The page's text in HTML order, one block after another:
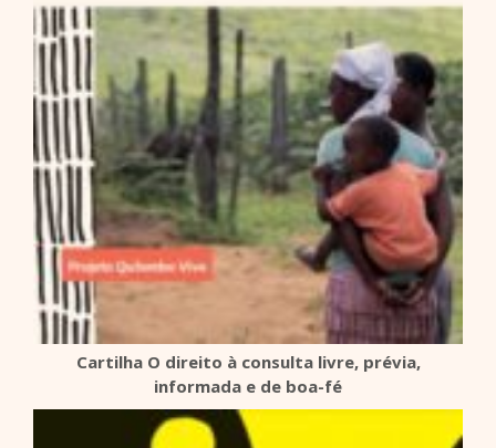
Cartilha O direito à consulta livre, prévia,
informada e de boa-fé